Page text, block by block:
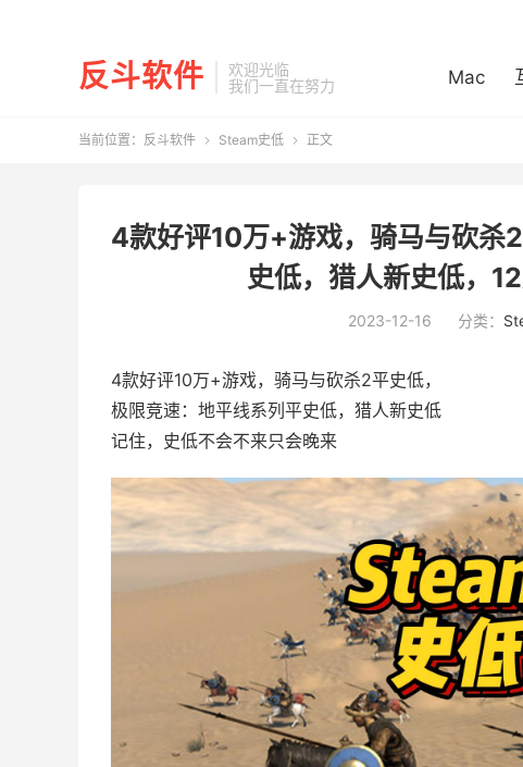
反斗软件
欢迎光临
我们一直在努力
Mac
当前位置： 反斗软件  Steam史低  正文
4款好评10万+游戏，骑马与砍杀
史低，猎人新史低，
2023-12-16 分类：
4款好评10万+游戏，骑马与砍杀2平史低，
极限竞速：地平线系列平史低，猎人新史低
记住，史低不会不来只会晚来